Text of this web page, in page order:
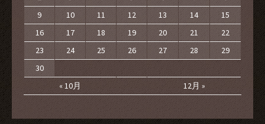
« 10月 12月 »
9
10 11 12 13 14
15
16
17 18 19 20 21
22
23
24 25 26 27 28
29
30